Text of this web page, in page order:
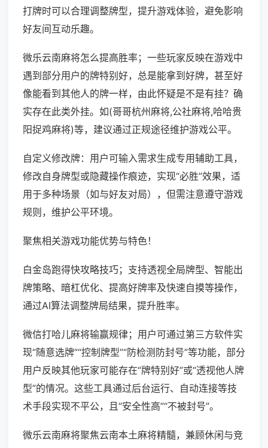
打牌时可以合理调整牌型，提升游戏体验，避免影响
好友间互动乐趣。
微乐云南麻将怎么提高胜率；一些玩家反映在游戏中
遇到部分用户的牌特别好，总是能拿到好牌，甚至好
像能看到其他人的牌一样，由此怀疑是不是有挂？确
实存在此类外挂。如(哥哥杭州麻将,公社麻将,哈哈贵
阳捉鸡麻将)等，建议通过正规途径维护游戏公平。
自定义修改牌：用户可输入需求生成专用辅助工具，
修改自身牌型或隐藏操作痕迹，实现“必胜”效果，适
用于多种场景（如与好友对局），但需注意遵守游戏
规则，维护公平环境。
聚焦相关游戏功能优势与特色！
白金岛跑得快攻略技巧；支持透视全局牌型、智能出
牌策略、暗杠优化、提高好牌率及快速自摸等操作，
通过AI算法调整牌局结果，提升胜率。
微信打哈儿麻将输赢规律；用户可通过第三方软件实
现“随意选牌”“控制牌型”“防检测防封号”等功能，部分
用户反映其他玩家可能存在“牌特别好”或“透视他人牌
型”的情况。这些工具通过后台运行、自动连接等技
术手段实现不平公，且“安全性高”“不被封号”。
微乐云南麻将聚焦云南本土麻将精髓，兼顾休闲与竞